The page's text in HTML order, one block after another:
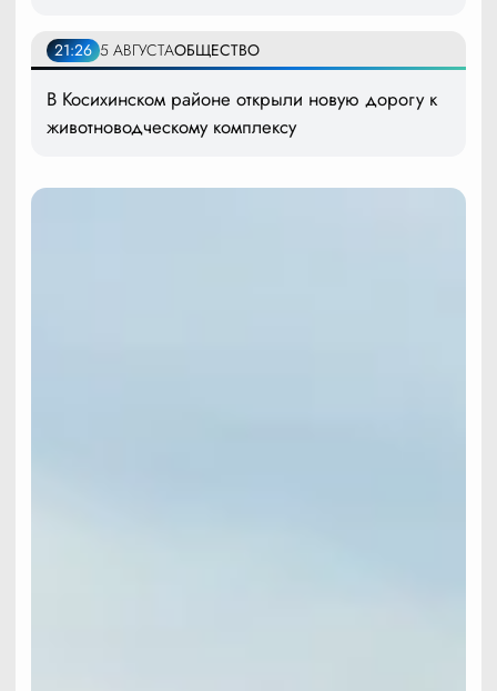
21:26 5 АВГУСТАОБЩЕСТВО
В Косихинском районе открыли новую дорогу к
животноводческому комплексу